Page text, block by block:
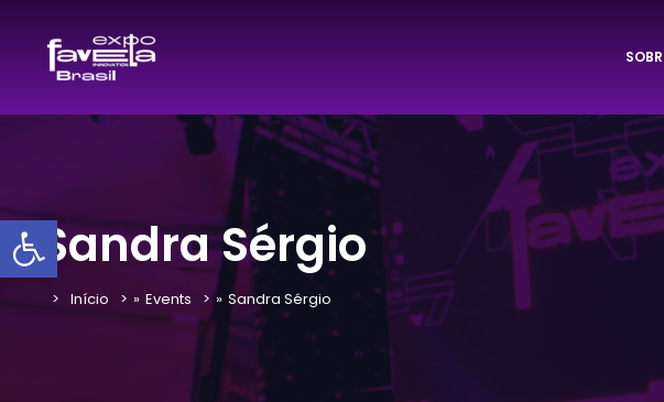
Barra de Ferramentas Aberta
Sandra Sérgio
Início » Events » Sandra Sérgio